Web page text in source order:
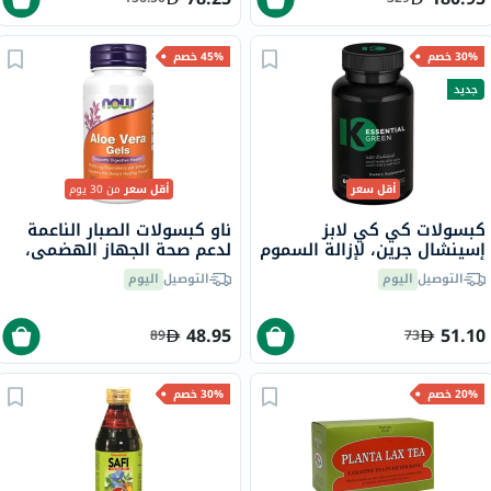
30% خصم
جديد
أقل سعر
كبسولات كي كي لابز
إسينشال جرين، لإزالة السموم
كبسولة
التوصيل اليوم
51.10
73
45% خصم
أقل سعرمن 30 يوم
ناو كبسولات الصبار الناعمة
لدعم صحة الجهاز الهضمي،
حزمة من 100 كبسولة
التوصيل اليوم
48.95
89
20% خصم 30% خصم